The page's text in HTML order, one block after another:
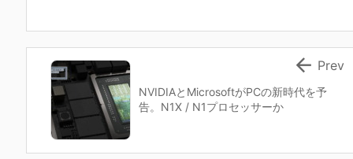
NVIDIAとMicrosoftがPCの新時代を予
告。N1X / N1プロセッサーか
 Prev